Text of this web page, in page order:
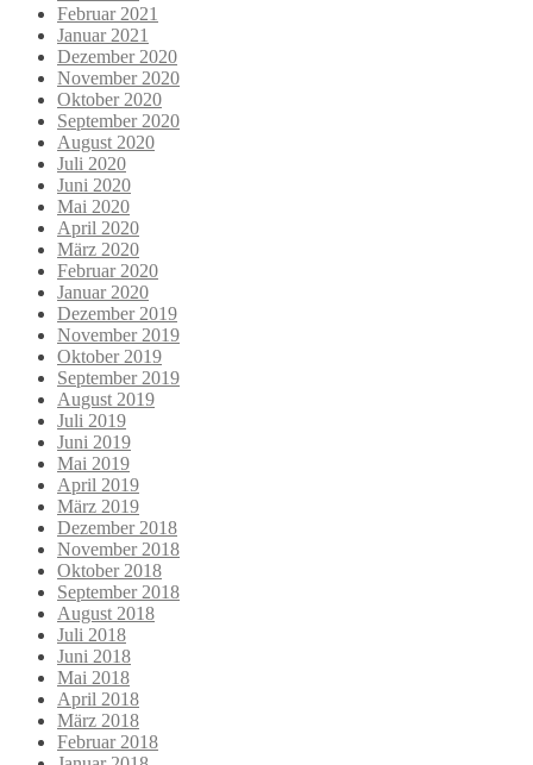
Februar 2021
Januar 2021
Dezember 2020
November 2020
Oktober 2020
September 2020
August 2020
Juli 2020
Juni 2020
Mai 2020
April 2020
März 2020
Februar 2020
Januar 2020
Dezember 2019
November 2019
Oktober 2019
September 2019
August 2019
Juli 2019
Juni 2019
Mai 2019
April 2019
März 2019
Dezember 2018
November 2018
Oktober 2018
September 2018
August 2018
Juli 2018
Juni 2018
Mai 2018
April 2018
März 2018
Februar 2018